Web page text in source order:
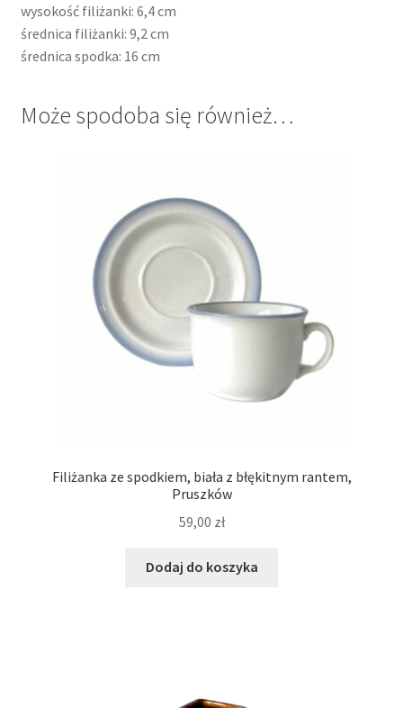
wysokość filiżanki: 6,4 cm
średnica filiżanki: 9,2 cm
średnica spodka: 16 cm
Może spodoba się również…
Filiżanka ze spodkiem, biała z błękitnym rantem,
Pruszków
59,00 zł
Dodaj do koszyka